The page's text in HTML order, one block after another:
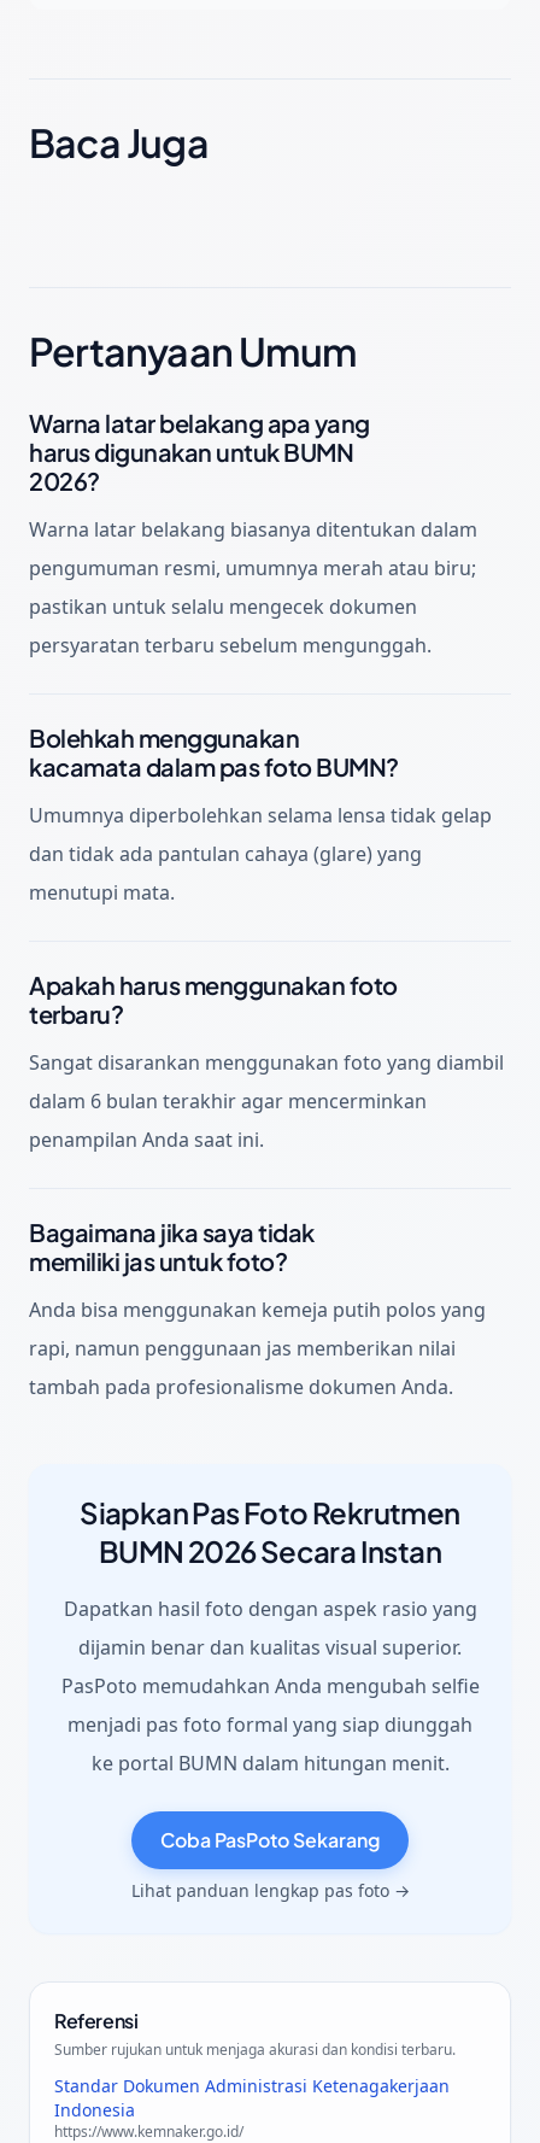
Baca Juga
Pertanyaan Umum
Warna latar belakang apa yang
harus digunakan untuk BUMN
2026?
Warna latar belakang biasanya ditentukan dalam
pengumuman resmi, umumnya merah atau biru;
pastikan untuk selalu mengecek dokumen
persyaratan terbaru sebelum mengunggah.
Bolehkah menggunakan
kacamata dalam pas foto BUMN?
Umumnya diperbolehkan selama lensa tidak gelap
dan tidak ada pantulan cahaya (glare) yang
menutupi mata.
Apakah harus menggunakan foto
terbaru?
Sangat disarankan menggunakan foto yang diambil
dalam 6 bulan terakhir agar mencerminkan
penampilan Anda saat ini.
Bagaimana jika saya tidak
memiliki jas untuk foto?
Anda bisa menggunakan kemeja putih polos yang
rapi, namun penggunaan jas memberikan nilai
tambah pada profesionalisme dokumen Anda.
Siapkan Pas Foto Rekrutmen
BUMN 2026 Secara Instan
Dapatkan hasil foto dengan aspek rasio yang
dijamin benar dan kualitas visual superior.
PasPoto memudahkan Anda mengubah selfie
menjadi pas foto formal yang siap diunggah
ke portal BUMN dalam hitungan menit.
Coba PasPoto Sekarang
Lihat panduan lengkap pas foto →
Referensi
Sumber rujukan untuk menjaga akurasi dan kondisi terbaru.
Standar Dokumen Administrasi Ketenagakerjaan
Indonesia
https://www.kemnaker.go.id/